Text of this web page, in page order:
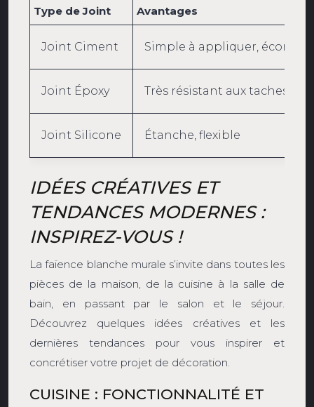
Type de Joint Avantages
Joint Ciment Simple à appliquer,
Joint Époxy Très résistant aux taches, à
Joint Silicone Étanche, flexible
IDÉES CRÉATIVES ET
TENDANCES MODERNES :
INSPIREZ-VOUS !
La faïence blanche murale s’invite dans toutes les
pièces de la maison, de la cuisine à la salle de
bain, en passant par le salon et le séjour.
Découvrez quelques idées créatives et les
dernières tendances pour vous inspirer et
concrétiser votre projet de décoration.
CUISINE : FONCTIONNALITÉ ET